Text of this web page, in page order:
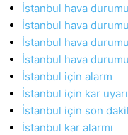
İstanbul hava
İstanbul hava
İstanbul hava
İstanbul hava
İstanbul için alarm
İstanbul için kar
İstanbul için son
İstanbul kar alarmı